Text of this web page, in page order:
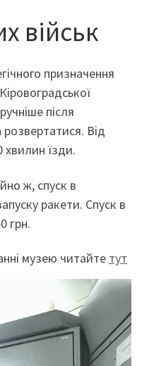
військ
призначення
після
Від
їзди.
ж, спуск в
ракети. Спуск в
грн.
музею читайте тут